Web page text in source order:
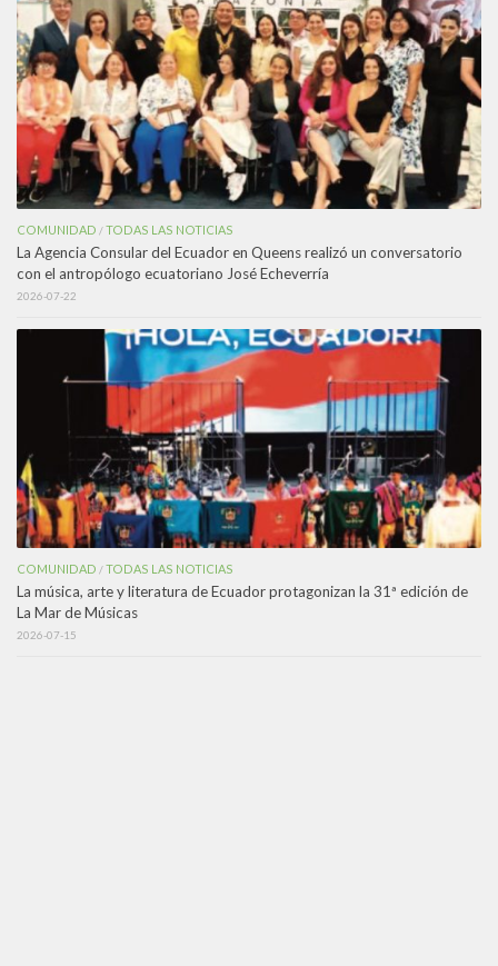
COMUNIDAD /TODAS LAS NOTICIAS
La Agencia Consular del Ecuador en Queens realizó un conversatorio
con el antropólogo ecuatoriano José Echeverría
2026-07-22
COMUNIDAD /TODAS LAS NOTICIAS
La música, arte y literatura de Ecuador protagonizan la 31ª edición de
La Mar de Músicas
2026-07-15